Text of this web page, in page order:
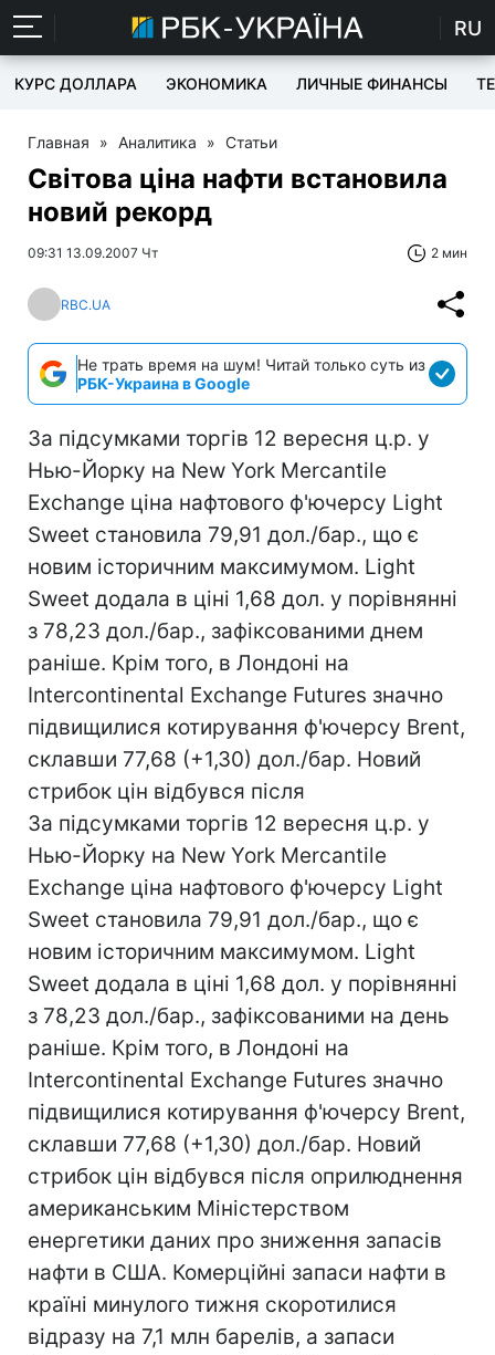
RU
КУРС ДОЛЛАРА ЭКОНОМИКА ЛИЧНЫЕ ФИНАНСЫ
Главная » Аналитика » Статьи
Світова ціна нафти встановила
новий рекорд
09:31 13.09.2007 Чт 2 мин
RBC.UA
Не трать время на шум! Читай только суть из
РБК-Украина в Google
За підсумками торгів 12 вересня ц.р. у
Нью-Йорку на New York Mercantile
Exchange ціна нафтового ф'ючерсу Light
Sweet становила 79,91 дол./бар., що є
новим історичним максимумом. Light
Sweet додала в ціні 1,68 дол. у порівнянні
з 78,23 дол./бар., зафіксованими днем
раніше. Крім того, в Лондоні на
Intercontinental Exchange Futures значно
підвищилися котирування ф'ючерсу Brent,
склавши 77,68 (+1,30) дол./бар. Новий
стрибок цін відбувся після
За підсумками торгів 12 вересня ц.р. у
Нью-Йорку на New York Mercantile
Exchange ціна нафтового ф'ючерсу Light
Sweet становила 79,91 дол./бар., що є
новим історичним максимумом. Light
Sweet додала в ціні 1,68 дол. у порівнянні
з 78,23 дол./бар., зафіксованими на день
раніше. Крім того, в Лондоні на
Intercontinental Exchange Futures значно
підвищилися котирування ф'ючерсу Brent,
склавши 77,68 (+1,30) дол./бар. Новий
стрибок цін відбувся після оприлюднення
американським Міністерством
енергетики даних про зниження запасів
нафти в США. Комерційні запаси нафти в
країні минулого тижня скоротилися
відразу на 7,1 млн барелів, а запаси